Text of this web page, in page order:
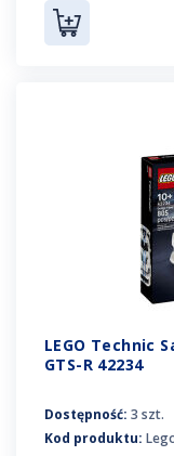
LEGO Technic
GTS-R 42234
Dostępność: 3 szt.
Kod produktu: